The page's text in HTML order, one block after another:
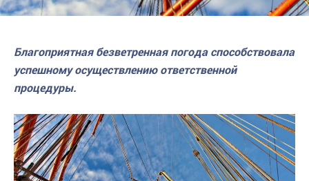
Благоприятная безветренная погода способствовала
успешному осуществлению ответственной
процедуры.